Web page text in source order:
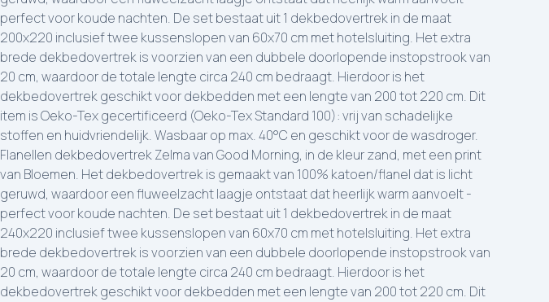
perfect voor koude nachten. De set bestaat uit 1 dekbedovertrek in de maat
200x220 inclusief twee kussenslopen van 60x70 cm met hotelsluiting. Het extra
brede dekbedovertrek is voorzien van een dubbele doorlopende instopstrook van
20 cm, waardoor de totale lengte circa 240 cm bedraagt. Hierdoor is het
dekbedovertrek geschikt voor dekbedden met een lengte van 200 tot 220 cm. Dit
item is Oeko-Tex gecertificeerd (Oeko-Tex Standard 100): vrij van schadelijke
stoffen en huidvriendelijk. Wasbaar op max. 40°C en geschikt voor de wasdroger.
Flanellen dekbedovertrek Zelma van Good Morning, in de kleur zand, met een print
van Bloemen. Het dekbedovertrek is gemaakt van 100% katoen/flanel dat is licht
geruwd, waardoor een fluweelzacht laagje ontstaat dat heerlijk warm aanvoelt -
perfect voor koude nachten. De set bestaat uit 1 dekbedovertrek in de maat
240x220 inclusief twee kussenslopen van 60x70 cm met hotelsluiting. Het extra
brede dekbedovertrek is voorzien van een dubbele doorlopende instopstrook van
20 cm, waardoor de totale lengte circa 240 cm bedraagt. Hierdoor is het
dekbedovertrek geschikt voor dekbedden met een lengte van 200 tot 220 cm. Dit